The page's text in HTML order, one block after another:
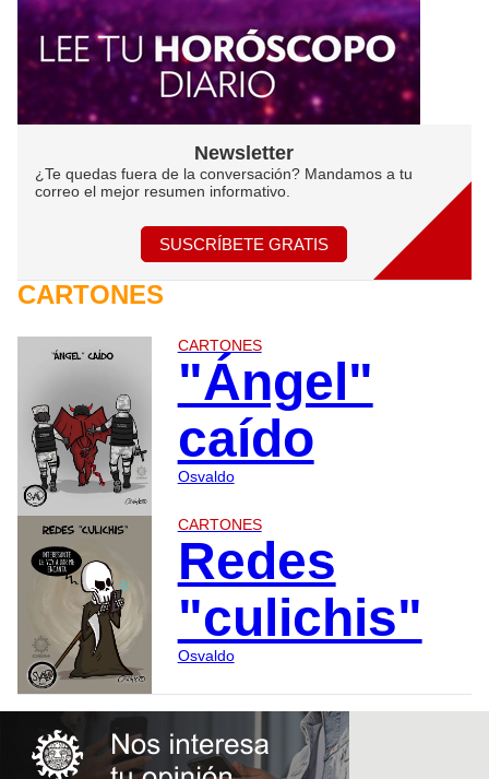
Newsletter
¿Te quedas fuera de la conversación? Mandamos a tu
correo el mejor resumen informativo.
SUSCRÍBETE GRATIS
CARTONES
CARTONES
"Ángel"
caído
Osvaldo
CARTONES
Redes
"culichis"
Osvaldo